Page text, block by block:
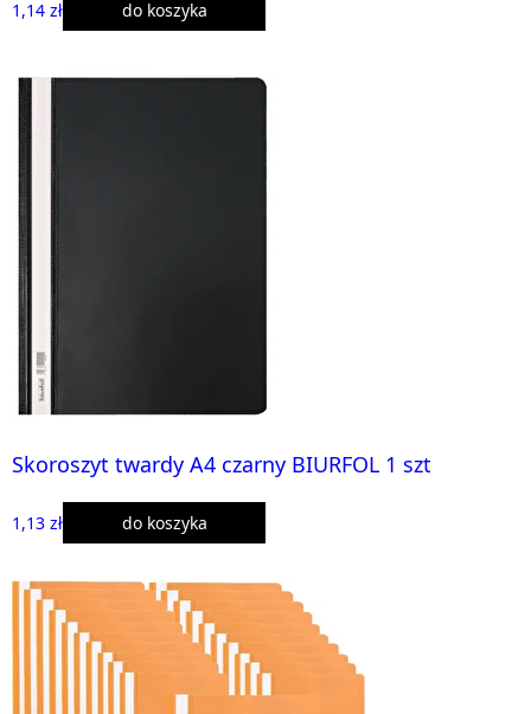
1,14 zł do koszyka
Skoroszyt twardy A4 czarny BIURFOL 1 szt
1,13 zł do koszyka